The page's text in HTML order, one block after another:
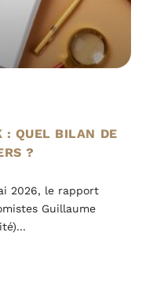
: QUEL BILAN DE
?
2026, le rapport
Guillaume